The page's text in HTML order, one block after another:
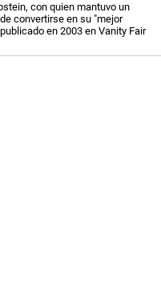
con quien mantuvo un
convertirse en su "mejor
en 2003 en Vanity Fair